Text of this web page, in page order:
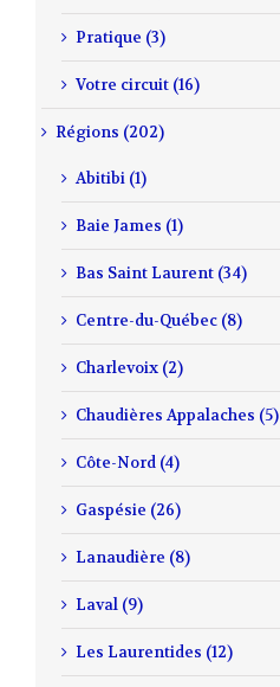
Pratique (3)
Votre circuit (16)
Régions (202)
Abitibi (1)
Baie James (1)
Bas Saint Laurent (34)
Centre-du-Québec (8)
Charlevoix (2)
Chaudières Appalaches (5)
Côte-Nord (4)
Gaspésie (26)
Lanaudière (8)
Laval (9)
Les Laurentides (12)